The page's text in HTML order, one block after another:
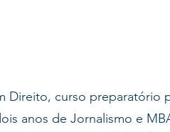
Direito, curso preparatório
anos de Jornalismo e